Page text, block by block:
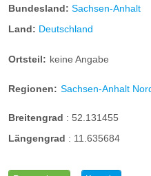
Bundesland: Sachsen-Anhalt
Land: Deutschland
Ortsteil: keine Angabe
Regionen: Sachsen-Anhalt
Breitengrad : 52.131455
Längengrad : 11.635684